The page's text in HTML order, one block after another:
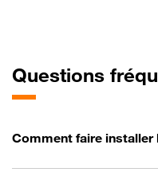
Questions
Comment faire installer